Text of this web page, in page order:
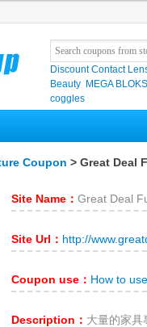
Discount Contact
Beauty MEGA BLOKS
coggles
Coupon > Great Deal
Site Name： Great Deal
Site Url： http://
Coupon use： How to
Description： 大量的家具